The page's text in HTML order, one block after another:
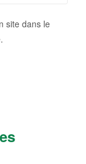
site dans le